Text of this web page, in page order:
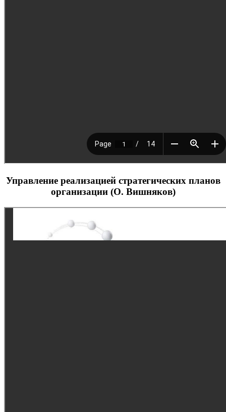
Управление реализацией стратегических планов
организации (О. Вишняков)